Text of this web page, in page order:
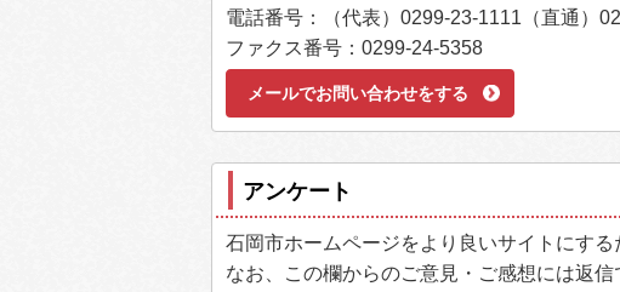
電話番号：（代表）0299-23-1111（直通）
ファクス番号：0299-24-5358
メールでお問い合わせをする
アンケート
石岡市ホームページをより良いサイトにす
なお、この欄からのご意見・ご感想には返信